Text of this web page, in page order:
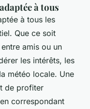
à tous
à tous les
Que ce soit
amis ou un
les intérêts, les
météo locale. Une
de profiter
correspondant